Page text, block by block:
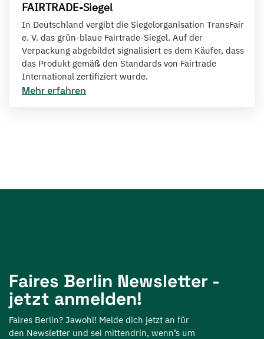
FAIRTRADE-Siegel
In Deutschland vergibt die Siegelorganisation TransFair
e. V. das grün-blaue Fairtrade-Siegel. Auf der
Verpackung abgebildet signalisiert es dem Käufer, dass
das Produkt gemäß den Standards von Fairtrade
International zertifiziert wurde.
Mehr erfahren
Faires Berlin Newsletter -
jetzt anmelden!
Faires Berlin? Jawohl! Melde dich jetzt an für
den Newsletter und sei mittendrin, wenn’s um